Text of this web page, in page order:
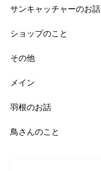
サンキャッチャーのお話
ショップのこと
その他
メイン
羽根のお話
鳥さんのこと